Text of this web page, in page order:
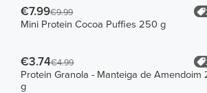
€7.99€9.99
Mini Protein Cocoa Puffies 250 g
€3.74€4.99
Protein Granola - Manteiga de Amendoim
g